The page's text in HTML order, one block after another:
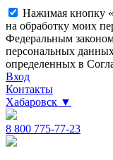
Нажимая кнопку
на обработку моих
Федеральным
персональных
определенных в
Вход
Контакты
Хабаровск ▼
8 800 775-77-23